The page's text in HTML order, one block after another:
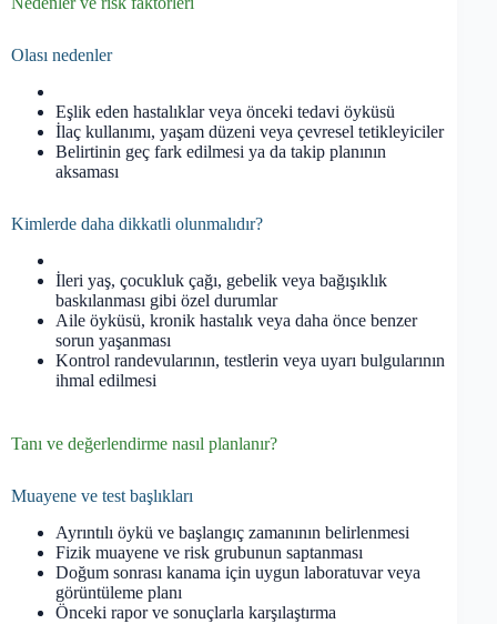
Olası nedenler
Eşlik eden hastalıklar veya önceki tedavi öyküsü
İlaç kullanımı, yaşam düzeni veya çevresel tetikleyiciler
Belirtinin geç fark edilmesi ya da takip planının
aksaması
Kimlerde daha dikkatli olunmalıdır?
İleri yaş, çocukluk çağı, gebelik veya bağışıklık
baskılanması gibi özel durumlar
Aile öyküsü, kronik hastalık veya daha önce benzer
sorun yaşanması
Kontrol randevularının, testlerin veya uyarı bulgularının
ihmal edilmesi
Tanı ve değerlendirme nasıl planlanır?
Muayene ve test başlıkları
Ayrıntılı öykü ve başlangıç zamanının belirlenmesi
Fizik muayene ve risk grubunun saptanması
Doğum sonrası kanama için uygun laboratuvar veya
görüntüleme planı
Önceki rapor ve sonuçlarla karşılaştırma